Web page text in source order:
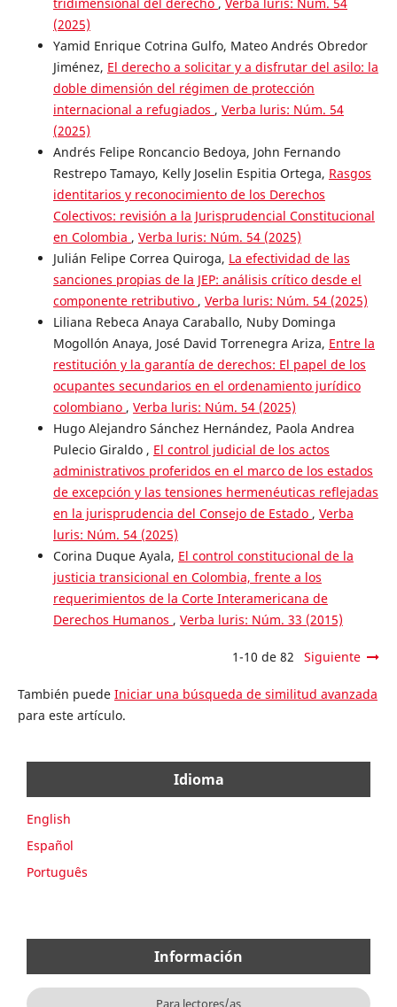
(2025)
Yamid Enrique Cotrina Gulfo, Mateo Andrés Obredor
Jiménez, El derecho a solicitar y a disfrutar del asilo: la
doble dimensión del régimen de protección
internacional a refugiados , Verba luris: Núm. 54
(2025)
Andrés Felipe Roncancio Bedoya, John Fernando
Restrepo Tamayo, Kelly Joselin Espitia Ortega, Rasgos
identitarios y reconocimiento de los Derechos
Colectivos: revisión a la Jurisprudencial Constitucional
en Colombia , Verba luris: Núm. 54 (2025)
Julián Felipe Correa Quiroga, La efectividad de las
sanciones propias de la JEP: análisis crítico desde el
componente retributivo , Verba luris: Núm. 54 (2025)
Liliana Rebeca Anaya Caraballo, Nuby Dominga
Mogollón Anaya, José David Torrenegra Ariza, Entre la
restitución y la garantía de derechos: El papel de los
ocupantes secundarios en el ordenamiento jurídico
colombiano , Verba luris: Núm. 54 (2025)
Hugo Alejandro Sánchez Hernández, Paola Andrea
Pulecio Giraldo , El control judicial de los actos
administrativos proferidos en el marco de los estados
de excepción y las tensiones hermenéuticas reflejadas
en la jurisprudencia del Consejo de Estado , Verba
luris: Núm. 54 (2025)
Corina Duque Ayala, El control constitucional de la
justicia transicional en Colombia, frente a los
requerimientos de la Corte Interamericana de
Derechos Humanos , Verba luris: Núm. 33 (2015)
1-10 de 82 Siguiente
También puede Iniciar una búsqueda de similitud avanzada
para este artículo.
Idioma
English
Español
Português
Información
Para lectores/as